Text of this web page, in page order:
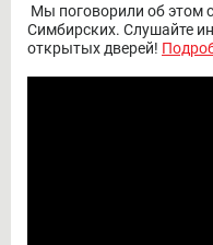
Мы поговорили об этом
Симбирских. Слушайте
открытых дверей!